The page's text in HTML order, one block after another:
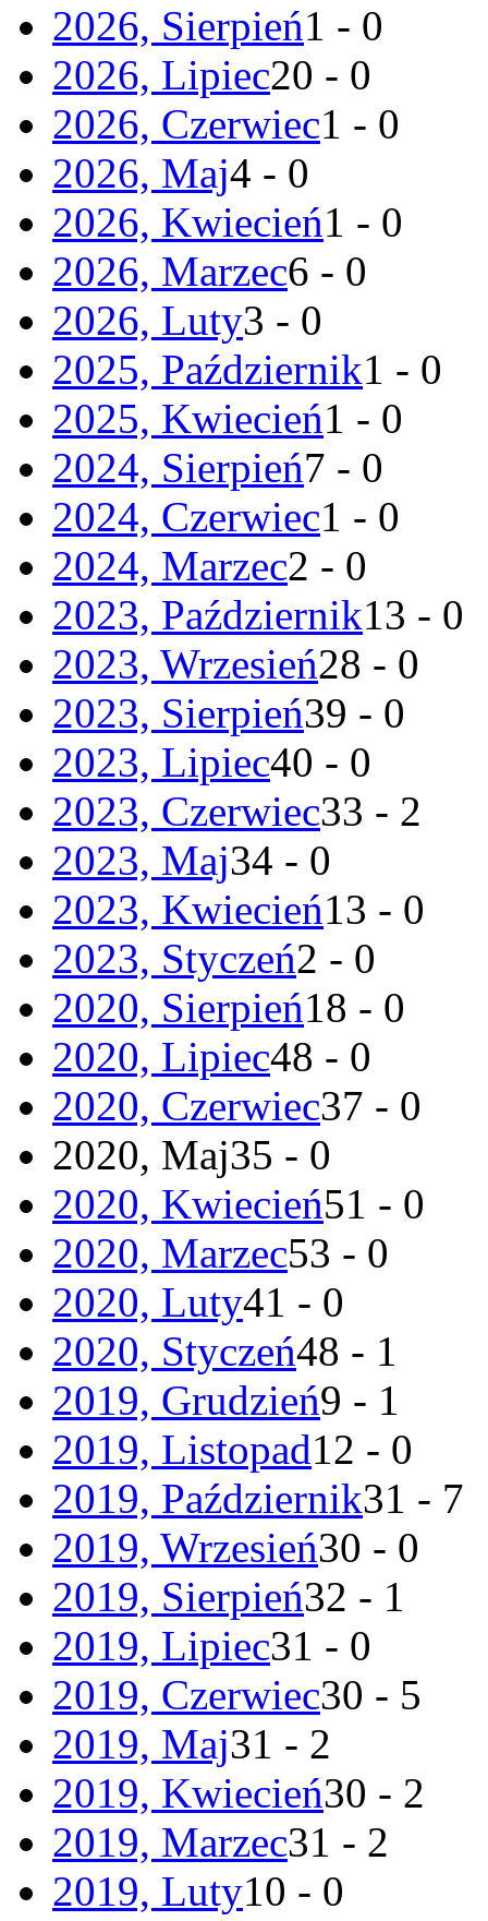
2026, Sierpień1 - 0
2026, Lipiec20 - 0
2026, Czerwiec1 - 0
2026, Maj4 - 0
2026, Kwiecień1 - 0
2026, Marzec6 - 0
2026, Luty3 - 0
2025, Październik1 - 0
2025, Kwiecień1 - 0
2024, Sierpień7 - 0
2024, Czerwiec1 - 0
2024, Marzec2 - 0
2023, Październik13 - 0
2023, Wrzesień28 - 0
2023, Sierpień39 - 0
2023, Lipiec40 - 0
2023, Czerwiec33 - 2
2023, Maj34 - 0
2023, Kwiecień13 - 0
2023, Styczeń2 - 0
2020, Sierpień18 - 0
2020, Lipiec48 - 0
2020, Czerwiec37 - 0
2020, Maj35 - 0
2020, Kwiecień51 - 0
2020, Marzec53 - 0
2020, Luty41 - 0
2020, Styczeń48 - 1
2019, Grudzień9 - 1
2019, Listopad12 - 0
2019, Październik31 - 7
2019, Wrzesień30 - 0
2019, Sierpień32 - 1
2019, Lipiec31 - 0
2019, Czerwiec30 - 5
2019, Maj31 - 2
2019, Kwiecień30 - 2
2019, Marzec31 - 2
2019, Luty10 - 0